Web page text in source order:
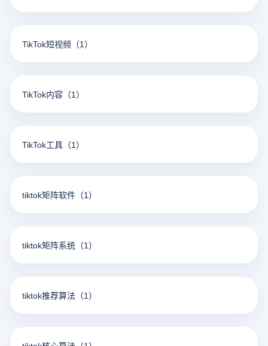
TikTok短视频 （1）
TikTok内容 （1）
TikTok工具 （1）
tiktok矩阵软件 （1）
tiktok矩阵系统 （1）
tiktok推荐算法 （1）